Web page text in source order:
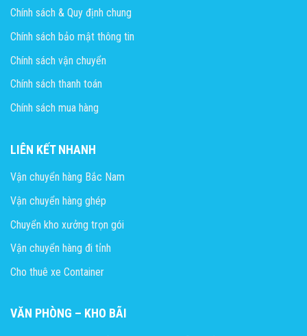
Chính sách & Quy định chung
Chính sách bảo mật thông tin
Chính sách vận chuyển
Chính sách thanh toán
Chính sách mua hàng
LIÊN KẾT NHANH
Vận chuyển hàng Bắc Nam
Vận chuyển hàng ghép
Chuyển kho xưởng trọn gói
Vận chuyển hàng đi tỉnh
Cho thuê xe Container
VĂN PHÒNG – KHO BÃI